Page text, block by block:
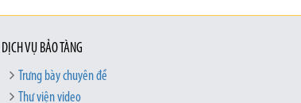
DỊCH VỤ BẢO TÀNG
Trưng bày chuyên đề
Thư viện video